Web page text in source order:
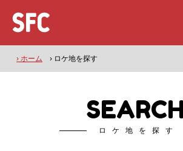
› ホーム › ロケ地を探す
SEARCH
ロケ地を探す